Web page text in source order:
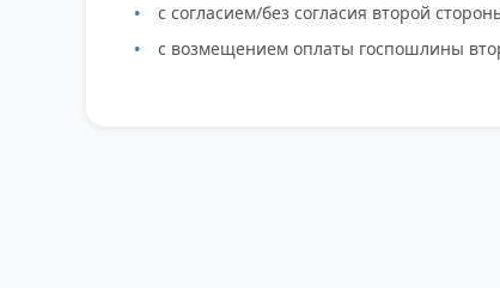
с согласием/без согласия второй
с возмещением оплаты госпошлины